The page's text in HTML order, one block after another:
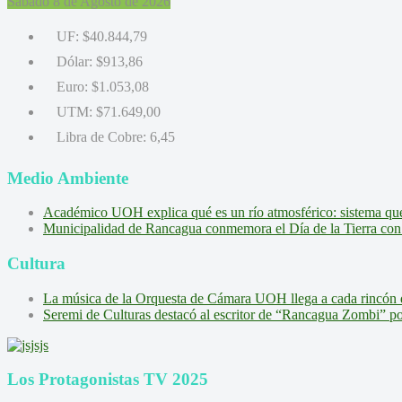
UF: $40.844,79
Dólar: $913,86
Euro: $1.053,08
UTM: $71.649,00
Libra de Cobre: 6,45
Medio Ambiente
Académico UOH explica qué es un río atmosférico: sistema
Municipalidad de Rancagua conmemora el Día de la Tierra
Cultura
La música de la Orquesta de Cámara UOH llega a cada
Seremi de Culturas destacó al escritor de “Rancagua Zombi”
Los Protagonistas TV 2025